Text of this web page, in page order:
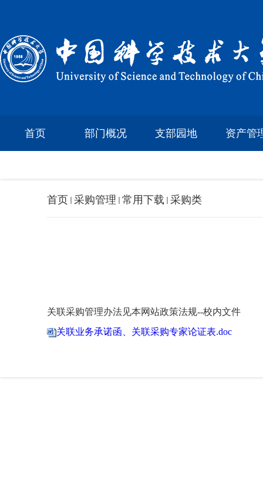
首页 部门概况 支部园地 资产管
首页 采购管理 常用下载 采购类
关联采购管理办法见本网站政策法规--校内文件
关联业务承诺函、关联采购专家论证表.doc